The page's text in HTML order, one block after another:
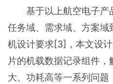
基于以上航空电子产
任务域、需求域、方案
机设计要求[3]，本文设
片的机载数据记录组件
大、功耗高等一系列问题